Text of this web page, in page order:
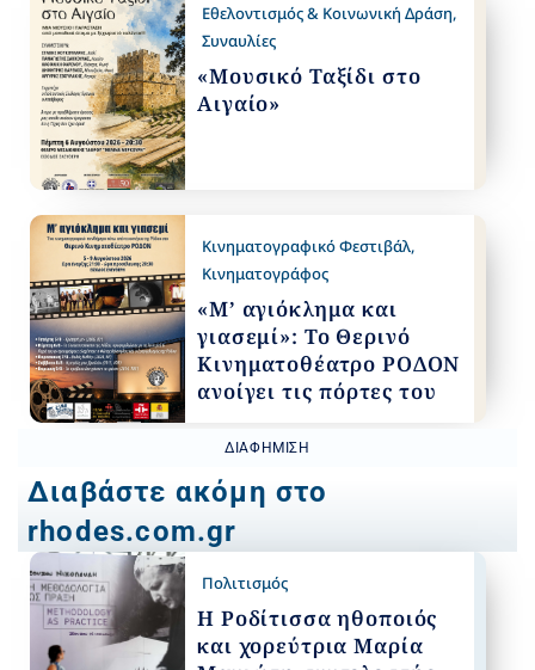
Εθελοντισμός & Κοινωνική Δράση,
Συναυλίες
«Μουσικό Ταξίδι στο
Αιγαίο»
Κινηματογραφικό Φεστιβάλ,
Κινηματογράφος
«Μ’ αγιόκλημα και
γιασεμί»: Το Θερινό
Κινηματοθέατρο ΡΟΔΟΝ
ανοίγει τις πόρτες του
ΔΙΑΦΉΜΙΣΗ
Διαβάστε ακόμη στο
rhodes.com.gr
Πολιτισμός
Η Ροδίτισσα ηθοποιός
και χορεύτρια Μαρία